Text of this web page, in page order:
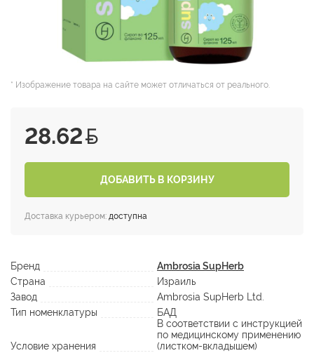
* Изображение товара на сайте может отличаться от реального.
28.62
ДОБАВИТЬ В КОРЗИНУ
Доставка курьером: доступна
Бренд
Ambrosia SupHerb
Страна
Израиль
Завод
Ambrosia SupHerb Ltd.
Тип номенклатуры
БАД
Условие хранения
В соответствии с инструкцией
по медицинскому применению
(листком-вкладышем)